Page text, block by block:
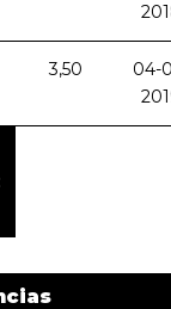
3,50
04-